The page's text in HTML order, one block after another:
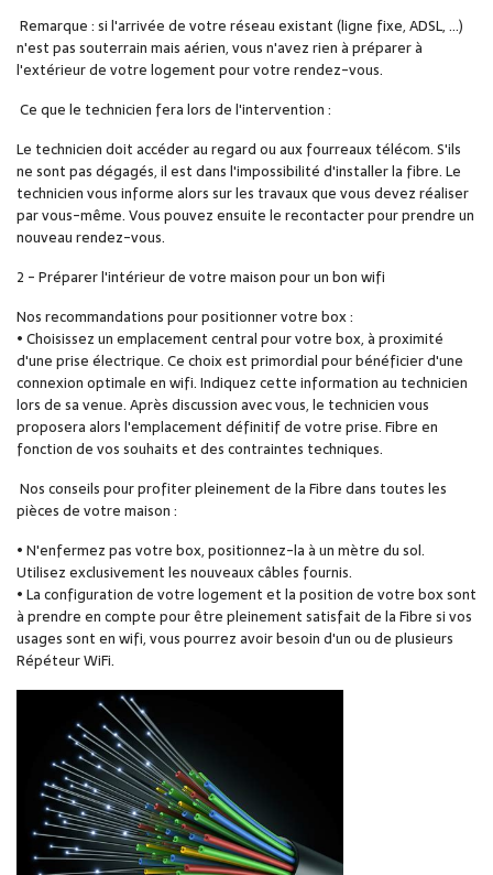
Remarque : si l'arrivée de votre réseau existant (ligne fixe, ADSL, ...)
n'est pas souterrain mais aérien, vous n'avez rien à préparer à
l'extérieur de votre logement pour votre rendez-vous.
Ce que le technicien fera lors de l'intervention :
Le technicien doit accéder au regard ou aux fourreaux télécom. S'ils
ne sont pas dégagés, il est dans l'impossibilité d'installer la fibre. Le
technicien vous informe alors sur les travaux que vous devez réaliser
par vous-même. Vous pouvez ensuite le recontacter pour prendre un
nouveau rendez-vous.
2 - Préparer l'intérieur de votre maison pour un bon wifi
Nos recommandations pour positionner votre box :
• Choisissez un emplacement central pour votre box, à proximité
d'une prise électrique. Ce choix est primordial pour bénéficier d'une
connexion optimale en wifi. Indiquez cette information au technicien
lors de sa venue. Après discussion avec vous, le technicien vous
proposera alors l'emplacement définitif de votre prise. Fibre en
fonction de vos souhaits et des contraintes techniques.
Nos conseils pour profiter pleinement de la Fibre dans toutes les
pièces de votre maison :
• N'enfermez pas votre box, positionnez-la à un mètre du sol.
Utilisez exclusivement les nouveaux câbles fournis.
• La configuration de votre logement et la position de votre box sont
à prendre en compte pour être pleinement satisfait de la Fibre si vos
usages sont en wifi, vous pourrez avoir besoin d'un ou de plusieurs
Répéteur WiFi.